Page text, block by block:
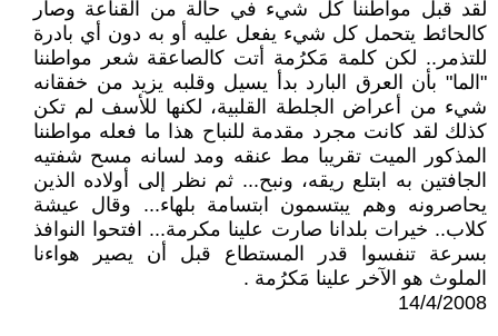
لقد قبل مواطننا كل شيء في حالة من القناعة وصار
كالحائط يتحمل كل شيء يفعل عليه أو به دون أي بادرة
للتذمر.. لكن كلمة مَكرُمة أتت كالصاعقة شعر مواطننا
"الما" بأن العرق البارد بدأ يسيل وقلبه يزيد من خفقانه
شيء من أعراض الجلطة القلبية، لكنها للأسف لم تكن
كذلك لقد كانت مجرد مقدمة للنباح هذا ما فعله مواطننا
المذكور الميت تقريبا مط عنقه ومد لسانه مسح شفتيه
الجافتين به ابتلع ريقه، ونبح... ثم نظر إلى أولاده الذين
يحاصرونه وهم يبتسمون ابتسامة بلهاء... وقال عيشة
كلاب.. خيرات بلدانا صارت علينا مكرمة... افتحوا النوافذ
بسرعة تنفسوا قدر المستطاع قبل أن يصير هواءنا
الملوث هو الآخر علينا مَكرُمة .
14/4/2008